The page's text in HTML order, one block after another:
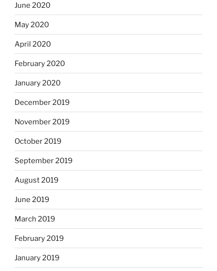
June 2020
May 2020
April 2020
February 2020
January 2020
December 2019
November 2019
October 2019
September 2019
August 2019
June 2019
March 2019
February 2019
January 2019